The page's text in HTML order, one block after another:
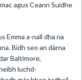
agus Ceann Suidhe
Emma a-nall dha na
Bidh seo an dàrna
Baltimore,
luchd-